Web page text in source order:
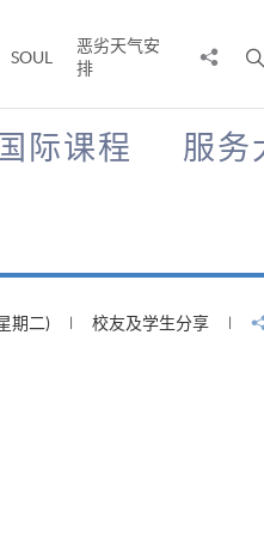
SOUL
恶劣天气安
排
国际课程 服务
期四) 校友及学生分享